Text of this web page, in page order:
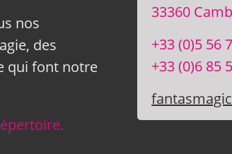
nos
des
qui font notre
33360
+33 (0)5 56
+33 (0)6 85